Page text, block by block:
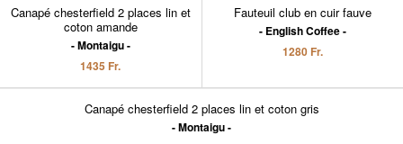
Canapé chesterfield 2 places lin et
coton amande
Montaigu
1435 Fr.
Fauteuil club en cuir fauve
English Coffee
1280 Fr.
Canapé chesterfield 2 places lin et coton gris
Montaigu